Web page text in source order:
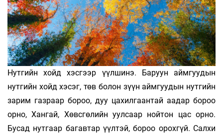
Нутгийн хойд хэсгээр үүлшинэ. Баруун аймгуудын
нутгийн хойд хэсэг, төв болон зүүн аймгуудын нутгийн
зарим газраар бороо, дуу цахилгаантай аадар бороо
орно, Хангай, Хөвсгөлийн уулсаар нойтон цас орно.
Бусад нутгаар багавтар үүлтэй, бороо орохгүй. Салхи